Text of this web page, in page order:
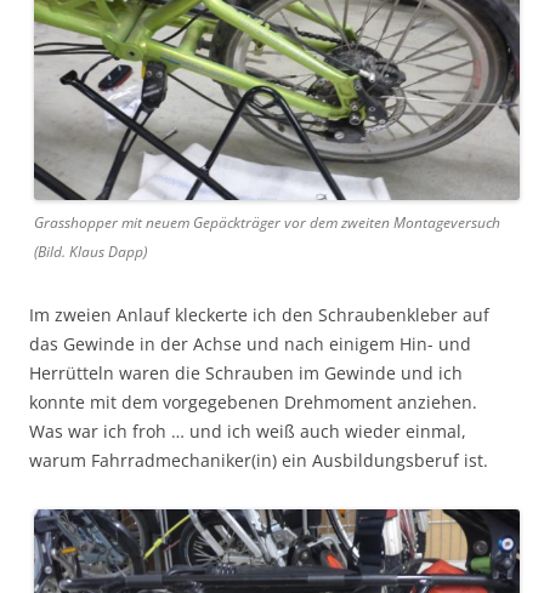
Grasshopper mit neuem Gepäckträger vor dem zweiten Montageversuch
(Bild. Klaus Dapp)
Im zweien Anlauf kleckerte ich den Schraubenkleber auf
das Gewinde in der Achse und nach einigem Hin- und
Herrütteln waren die Schrauben im Gewinde und ich
konnte mit dem vorgegebenen Drehmoment anziehen.
Was war ich froh … und ich weiß auch wieder einmal,
warum Fahrradmechaniker(in) ein Ausbildungsberuf ist.